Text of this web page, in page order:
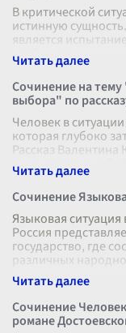
В критической
истинную
является
слабые стороны
Сочинение на тему
выбора" по
Человек в
которая глубоко
Рассказ
представляет
Сочинение
Языковая
Россия
государство, где
различных
Сочинение
романе